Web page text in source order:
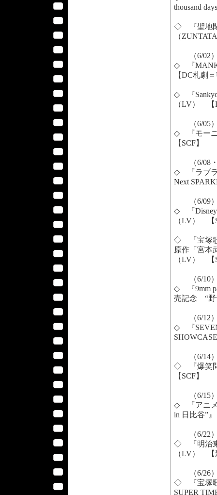
thousand
◇ 『聖地閉
（
（6/02
◇ 『
【DC札劇
◇ 『Sankyo
（LV） 【
（6/05
◇ 『モー
【SCF】
（6/08・
◇ 『ラブラ
Next
（6/09
◇ 『Disney
（LV） 【
◇ 『宝塚
原作「宮
（LV） 【
（6/10
◇ 『9mm
売記念 “野
（6/12
◇ 『
（6/14
◇ 『爆笑
【SCF】
（6/15
◇ 『アニメ
in 日比谷”
（6/22
◇ 『明治
（LV） 【
（6/26
◇ 『宝塚
SUPER